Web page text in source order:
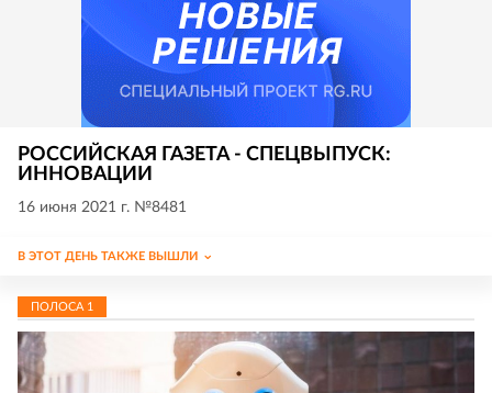
РОССИЙСКАЯ ГАЗЕТА - СПЕЦВЫПУСК:
ИННОВАЦИИ
16 июня 2021 г. №8481
В ЭТОТ ДЕНЬ ТАКЖЕ ВЫШЛИ
ПОЛОСА 1